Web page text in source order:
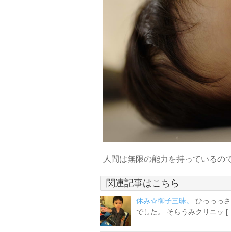
人間は無限の能力を持っているの
関連記事はこちら
休み☆御子三昧。
ひっっっ
でした。 そらうみクリニッ